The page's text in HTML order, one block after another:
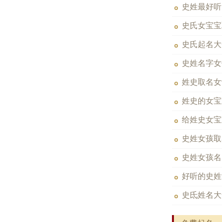
史姓最好
史氏女宝
史氏起名
史姓名字
姓史取名
姓史的女
给姓史女
史姓女孩
史姓女孩
好听的史
史氐姓名